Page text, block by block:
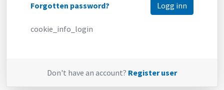
Forgotten password?
cookie_info_login
Don't have an account? Register user